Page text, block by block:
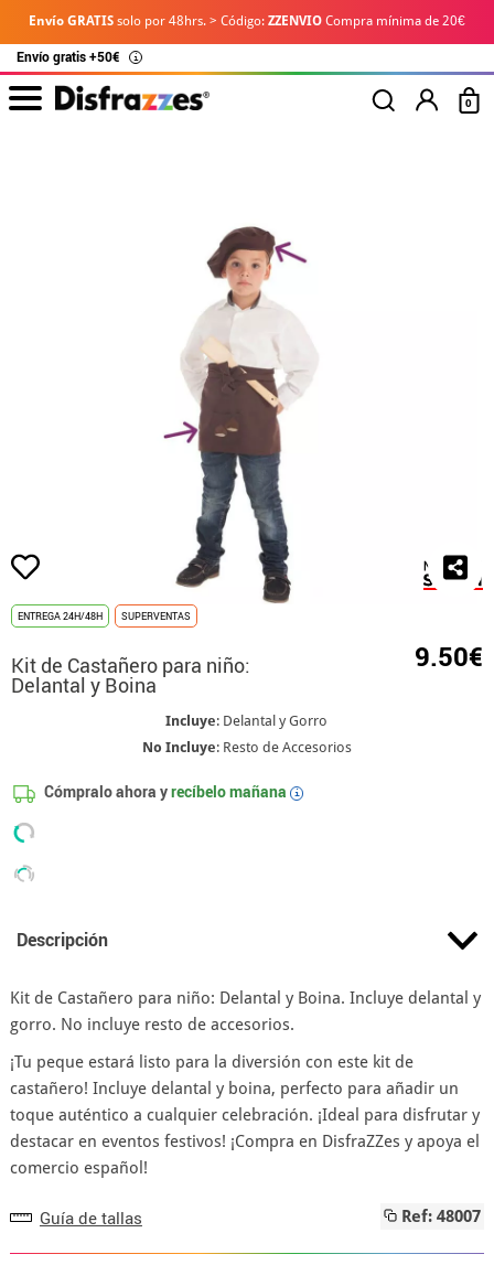
Envío GRATIS solo por 48hrs. > Código: ZZENVIO Compra mínima de 20€
Envío gratis +50€ i
0
ENTREGA 24H/48H SUPERVENTAS
Kit de Castañero para niño:
Delantal y Boina
9.50€
Incluye: Delantal y Gorro
No Incluye: Resto de Accesorios
Cómpralo ahora yrecíbelo mañana i
Descripción
Kit de Castañero para niño: Delantal y Boina. Incluye delantal y
gorro. No incluye resto de accesorios.
¡Tu peque estará listo para la diversión con este kit de
castañero! Incluye delantal y boina, perfecto para añadir un
toque auténtico a cualquier celebración. ¡Ideal para disfrutar y
destacar en eventos festivos! ¡Compra en DisfraZZes y apoya el
comercio español!
Guía de tallas Ref: 48007